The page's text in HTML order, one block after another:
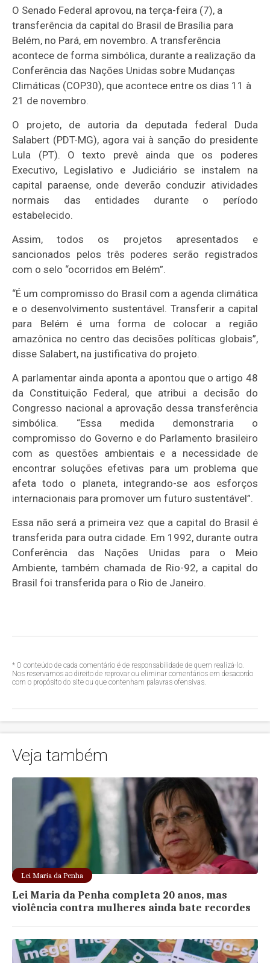
O Senado Federal aprovou, na terça-feira (7), a
transferência da capital do Brasil de Brasília para
Belém, no Pará, em novembro. A transferência
acontece de forma simbólica, durante a realização da
Conferência das Nações Unidas sobre Mudanças
Climáticas (COP30), que acontece entre os dias 11 à
21 de novembro.
O projeto, de autoria da deputada federal Duda
Salabert (PDT-MG), agora vai à sanção do presidente
Lula (PT). O texto prevê ainda que os poderes
Executivo, Legislativo e Judiciário se instalem na
capital paraense, onde deverão conduzir atividades
normais das entidades durante o período
estabelecido.
Assim, todos os projetos apresentados e
sancionados pelos três poderes serão registrados
com o selo “ocorridos em Belém”.
“É um compromisso do Brasil com a agenda climática
e o desenvolvimento sustentável. Transferir a capital
para Belém é uma forma de colocar a região
amazônica no centro das decisões políticas globais”,
disse Salabert, na justificativa do projeto.
A parlamentar ainda aponta a apontou que o artigo 48
da Constituição Federal, que atribui a decisão do
Congresso nacional a aprovação dessa transferência
simbólica. “Essa medida demonstraria o
compromisso do Governo e do Parlamento brasileiro
com as questões ambientais e a necessidade de
encontrar soluções efetivas para um problema que
afeta todo o planeta, integrando-se aos esforços
internacionais para promover um futuro sustentável”.
Essa não será a primeira vez que a capital do Brasil é
transferida para outra cidade. Em 1992, durante outra
Conferência das Nações Unidas para o Meio
Ambiente, também chamada de Rio-92, a capital do
Brasil foi transferida para o Rio de Janeiro.
* O conteúdo de cada comentário é de responsabilidade de quem realizá-lo.
Nos reservamos ao direito de reprovar ou eliminar comentários em desacordo
com o propósito do site ou que contenham palavras ofensivas.
Veja também
Lei Maria da Penha
Lei Maria da Penha completa 20 anos, mas
violência contra mulheres ainda bate recordes